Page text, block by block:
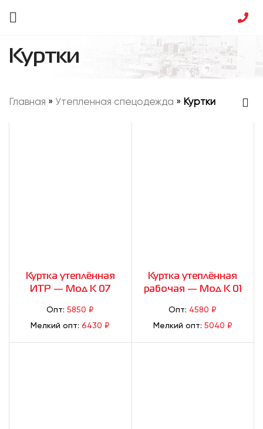
Куртки
Главная » Утепленная спецодежда » Куртки
Куртка утеплённая
ИТР — Мод К 07
Опт:5850 ₽
Мелкий опт:6430 ₽
Куртка утеплённая
рабочая — Мод К 01
Опт: 4580 ₽
Мелкий опт: 5040 ₽